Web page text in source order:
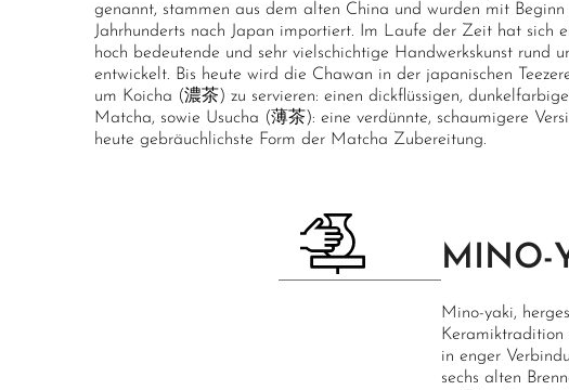
genannt, stammen aus dem alten China und wurden mit Beginn
Jahrhunderts nach Japan importiert. Im Laufe der Zeit hat sich
hoch bedeutende und sehr vielschichtige Handwerkskunst rund
entwickelt. Bis heute wird die Chawan in der japanischen
um Koicha (濃茶) zu servieren: einen dickflüssigen,
Matcha, sowie Usucha (薄茶): eine verdünnte, schaumigere
heute gebräuchlichste Form der Matcha Zubereitung.
MINO-
Mino-yaki,
Keramiktradition
in enger
sechs alten